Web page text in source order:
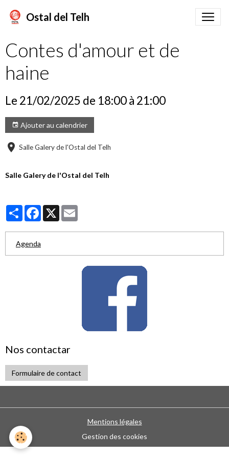
Ostal del Telh
Contes d'amour et de
haine
Le 21/02/2025 de 18:00à 21:00
Ajouter au calendrier
Salle Galery de l'Ostal del Telh
Salle Galery de l'Ostal del Telh
PartagerFacebook
X
Agenda
Nos contactar
Formulaire de contact
Mentions légales
Gestion des cookies